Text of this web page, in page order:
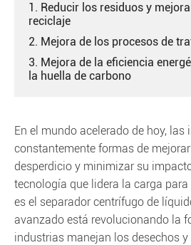
1. Reducir los residuos y
reciclaje
2. Mejora de los procesos de
3. Mejora de la eficiencia
la huella de carbono
En el mundo acelerado de hoy, las
constantemente formas de
desperdicio y minimizar su
tecnología que lidera la carga
es el separador centrífugo de
avanzado está revolucionando la
industrias manejan los desechos